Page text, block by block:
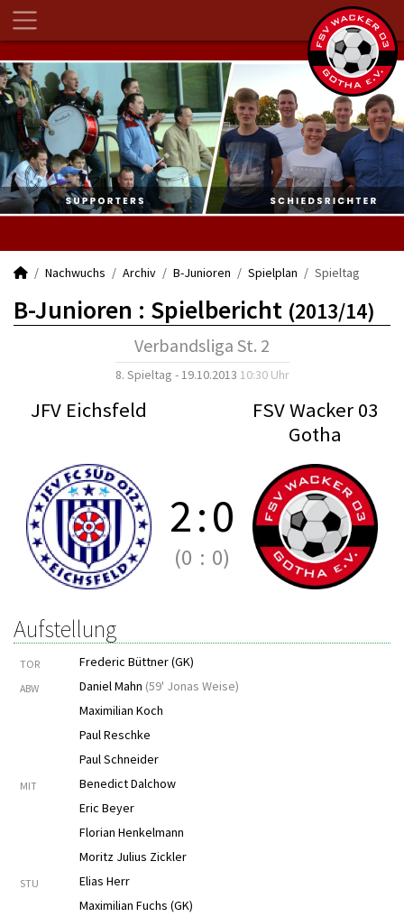
Nachwuchs Archiv B-Junioren Spielplan Spieltag
B-Junioren : Spielbericht (2013/14)
Verbandsliga St. 2
8. Spieltag - 19.10.2013 10:30 Uhr
JFV Eichsfeld
FSV Wacker 03
Gotha
2:0
(0 : 0)
Aufstellung
TOR Frederic Büttner (GK)
ABW Daniel Mahn (59' Jonas Weise)
Maximilian Koch
Paul Reschke
Paul Schneider
MIT
Benedict Dalchow
Eric Beyer
Florian Henkelmann
Moritz Julius Zickler
STU
Elias Herr
Maximilian Fuchs (GK)